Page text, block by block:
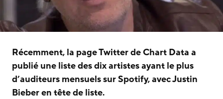
Récemment, la page Twitter de Chart Data a
publié une liste des dix artistes ayant le plus
d’auditeurs mensuels sur Spotify, avec Justin
Bieber en tête de liste.